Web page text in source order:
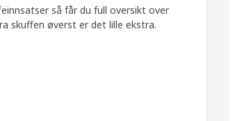
så får du full oversikt over
skuffen øverst er det lille ekstra.